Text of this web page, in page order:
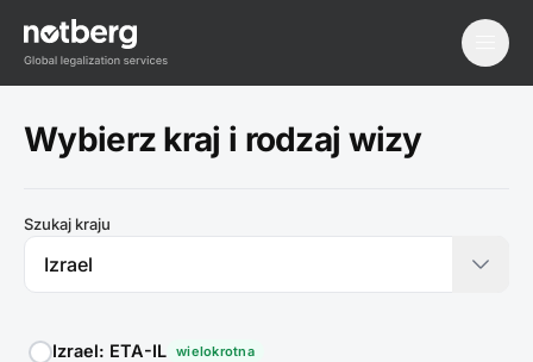
Wybierz kraj i rodzaj wizy
Szukaj kraju
Izrael: ETA-IL wielokrotna